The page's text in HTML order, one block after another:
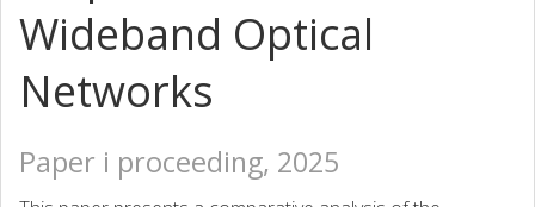
Wideband Optical
Networks
Paper i proceeding, 2025